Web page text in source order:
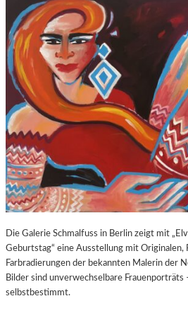
Die Galerie Schmalfuss in Berlin zeigt mit
Geburtstag“ eine Ausstellung mit Originalen,
Farbradierungen der bekannten Malerin der
Bilder sind unverwechselbare Frauenporträts
selbstbestimmt.